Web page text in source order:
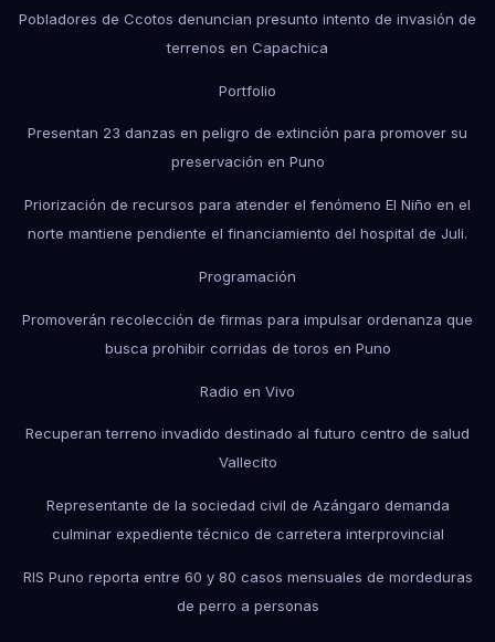
Pobladores de Ccotos denuncian presunto intento de invasión de
terrenos en Capachica
Portfolio
Presentan 23 danzas en peligro de extinción para promover su
preservación en Puno
Priorización de recursos para atender el fenómeno El Niño en el
norte mantiene pendiente el financiamiento del hospital de Juli.
Programación
Promoverán recolección de firmas para impulsar ordenanza que
busca prohibir corridas de toros en Puno
Radio en Vivo
Recuperan terreno invadido destinado al futuro centro de salud
Vallecito
Representante de la sociedad civil de Azángaro demanda
culminar expediente técnico de carretera interprovincial
RIS Puno reporta entre 60 y 80 casos mensuales de mordeduras
de perro a personas